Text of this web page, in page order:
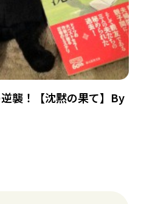
襲！【沈黙の果て】By